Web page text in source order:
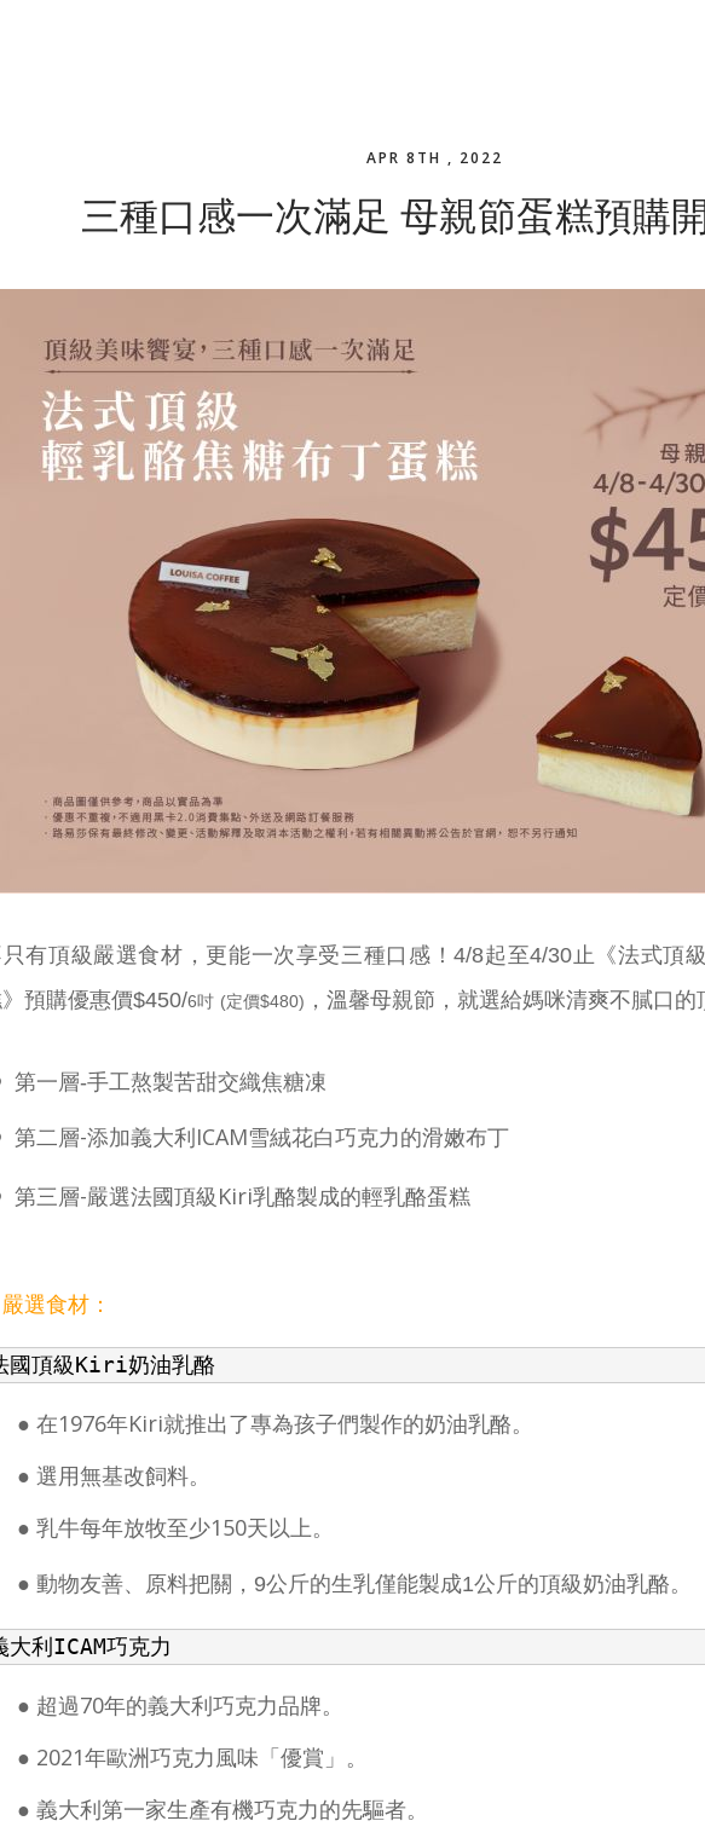
APR 8TH , 2022
三種口感一次滿足 母親節蛋糕預購
有頂級嚴選食材，更能一次享受三種口感！4/8起至4/30止 《法式頂
預購優惠價$450/6吋 (定價$480) ， 溫馨母親節，就選給媽咪清爽不膩口的
第一層-手工熬製苦甜交織焦糖凍
第二層-添加義大利ICAM雪絨花白巧克力的滑嫩布丁
第三層-嚴選法國頂級Kiri乳酪製成的輕乳酪蛋糕
嚴選食材：
國頂級Kiri奶油乳酪
● 在1976年Kiri就推出了專為孩子們製作的奶油乳酪。
● 選用無基改飼料。
● 乳牛每年放牧至少150天以上。
● 動物友善、原料把關，9公斤的生乳僅能製成1公斤的頂級奶油乳酪。
大利ICAM巧克力
● 超過70年的義大利巧克力品牌。
● 2021年歐洲巧克力風味「優賞」。
● 義大利第一家生產有機巧克力的先驅者。